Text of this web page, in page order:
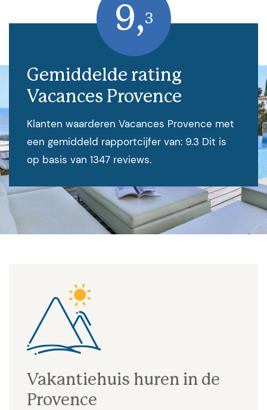
Gemiddelde rating
Vacances Provence
Klanten waarderen Vacances Provence met
een gemiddeld rapportcijfer van: 9.3 Dit is
op basis van 1347 reviews.
9,3
Vakantiehuis huren in de
Provence